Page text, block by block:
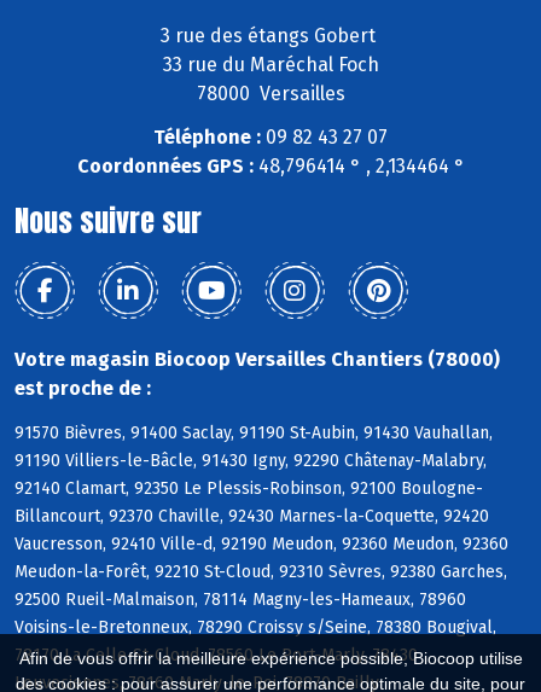
Afin de vous offrir la meilleure expérience possible, Biocoop utilise
des cookies : pour assurer une performance optimale du site, pour
3 rue des étangs Gobert
33 rue du Maréchal Foch
78000 Versailles
Téléphone : 09 82 43 27 07
Coordonnées GPS :48,796414 ° , 2,134464 °
Nous suivre sur
Votre magasin Biocoop Versailles Chantiers (78000)
est proche de :
91570 Bièvres, 91400 Saclay, 91190 St-Aubin, 91430 Vauhallan,
91190 Villiers-le-Bâcle, 91430 Igny, 92290 Châtenay-Malabry,
92140 Clamart, 92350 Le Plessis-Robinson, 92100 Boulogne-
Billancourt, 92370 Chaville, 92430 Marnes-la-Coquette, 92420
Vaucresson, 92410 Ville-d, 92190 Meudon, 92360 Meudon, 92360
Meudon-la-Forêt, 92210 St-Cloud, 92310 Sèvres, 92380 Garches,
92500 Rueil-Malmaison, 78114 Magny-les-Hameaux, 78960
Voisins-le-Bretonneux, 78290 Croissy s/Seine, 78380 Bougival,
78170 La Celle-St-Cloud, 78560 Le Port-Marly, 78430
Louveciennes, 78160 Marly-le-Roi, 78870 Bailly